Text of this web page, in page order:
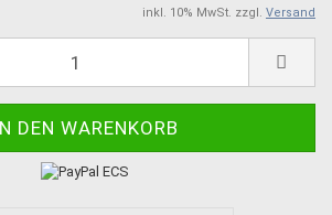
inkl. 10% MwSt. zzgl. Versand